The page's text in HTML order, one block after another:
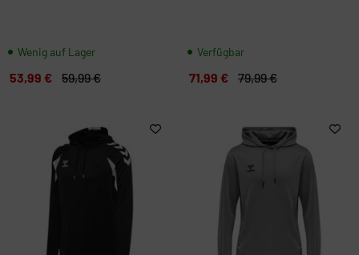
Wenig auf Lager
53,99 € 59,99 €
Verfügbar
71,99 € 79,99 €